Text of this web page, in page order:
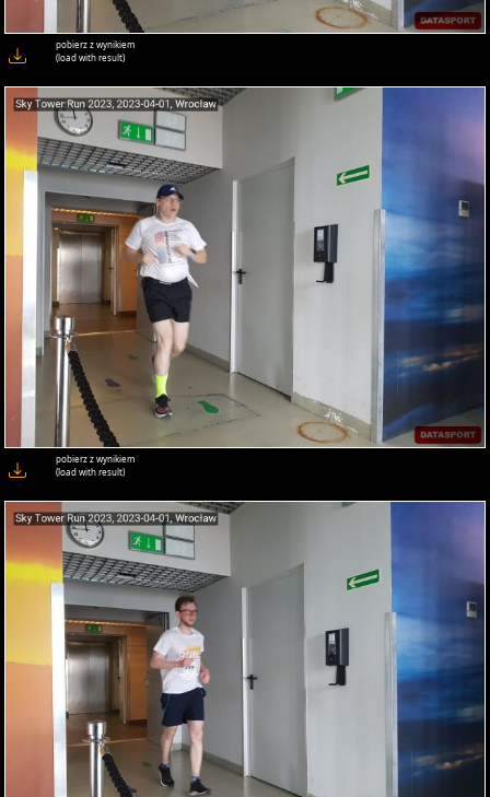
pobierz z wynikiem
(load with result)
pobierz z wynikiem
(load with result)